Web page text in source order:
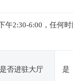
午2:30-6:00，任何
是否进驻大厅 是